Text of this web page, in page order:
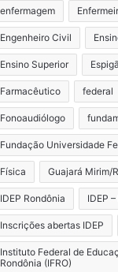
enfermagem
Engenheiro Civil
Ensino Superior
Farmacêutico federal
Fonoaudiólogo
Fundação Universidade
Física Guajará Mirim/
IDEP Rondônia IDEP –
Inscrições abertas IDEP
Instituto Federal de
Rondônia (IFRO)